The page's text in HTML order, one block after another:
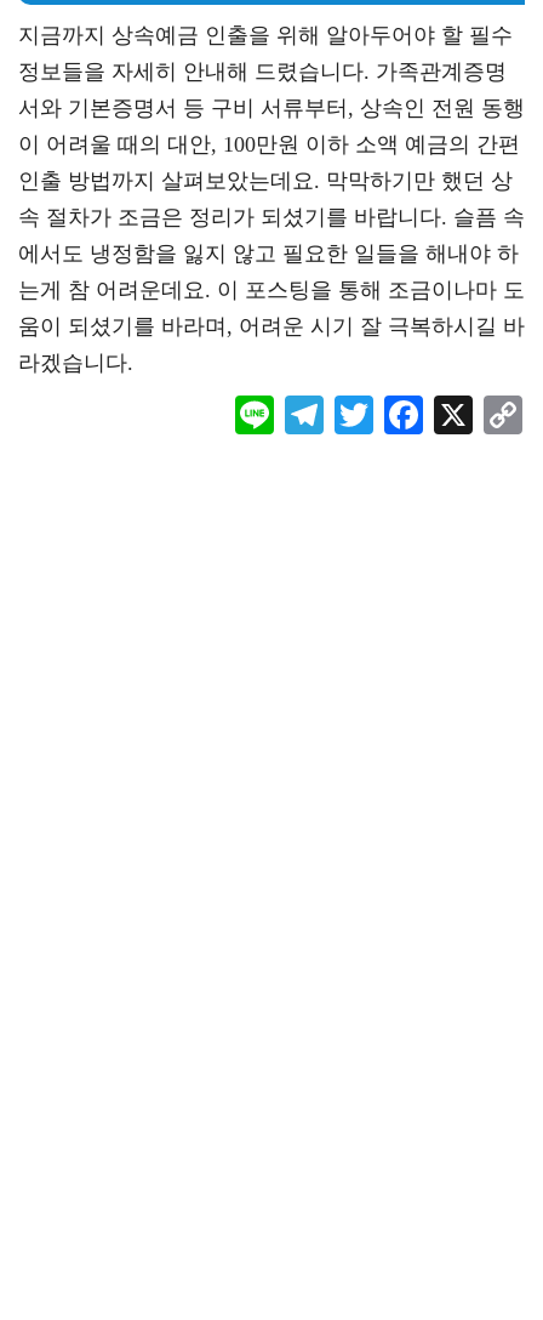
지금까지 상속예금 인출을 위해 알아두어야 할 필수
정보들을 자세히 안내해 드렸습니다. 가족관계증명
서와 기본증명서 등 구비 서류부터, 상속인 전원 동행
이 어려울 때의 대안, 100만원 이하 소액 예금의 간편
인출 방법까지 살펴보았는데요. 막막하기만 했던 상
속 절차가 조금은 정리가 되셨기를 바랍니다. 슬픔 속
에서도 냉정함을 잃지 않고 필요한 일들을 해내야 하
는게 참 어려운데요. 이 포스팅을 통해 조금이나마 도
움이 되셨기를 바라며, 어려운 시기 잘 극복하시길 바
라겠습니다.
Li
Te
T
F
X